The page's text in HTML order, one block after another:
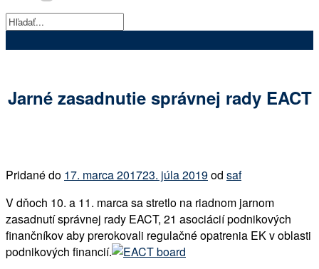
Jarné zasadnutie správnej rady EACT
Pridané do 17. marca 201723. júla 2019od saf
V dňoch 10. a 11. marca sa stretlo na riadnom jarnom
zasadnutí správnej rady EACT, 21 asociácií podnikových
finančníkov aby prerokovali regulačné opatrenia EK v oblasti
podnikových financií.